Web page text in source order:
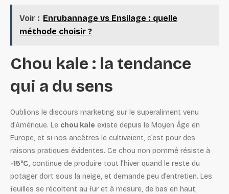
Voir : Enrubannage vs Ensilage : quelle
méthode choisir ?
Chou kale : la tendance
qui a du sens
Oublions le discours marketing sur le superaliment venu
d’Amérique. Le chou kale existe depuis le Moyen Âge en
Europe, et si nos ancêtres le cultivaient, c’est pour des
raisons pratiques évidentes. Ce chou non pommé résiste à
-15°C, continue de produire tout l’hiver quand le reste du
potager dort sous la neige, et demande peu d’entretien. Les
feuilles se récoltent au fur et à mesure, de bas en haut,